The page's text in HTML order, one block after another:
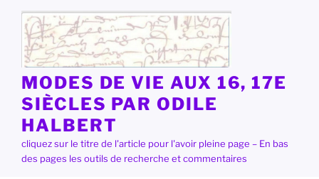
contenu
principal
MODES DE VIE AUX 16, 17E
SIÈCLES PAR ODILE
HALBERT
cliquez sur le titre de l'article pour l'avoir pleine page – En bas
des pages les outils de recherche et commentaires